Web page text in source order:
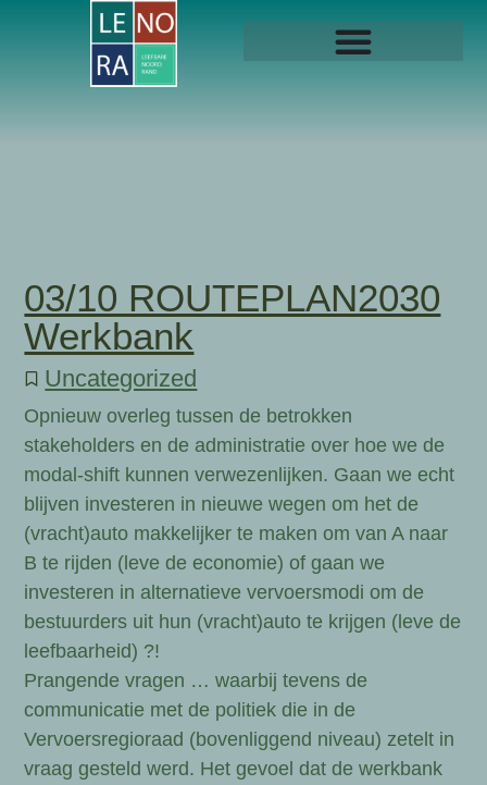
03/10 ROUTEPLAN2030
Werkbank
Uncategorized
Opnieuw overleg tussen de betrokken
stakeholders en de administratie over hoe we de
modal-shift kunnen verwezenlijken. Gaan we echt
blijven investeren in nieuwe wegen om het de
(vracht)auto makkelijker te maken om van A naar
B te rijden (leve de economie) of gaan we
investeren in alternatieve vervoersmodi om de
bestuurders uit hun (vracht)auto te krijgen (leve de
leefbaarheid) ?!
Prangende vragen … waarbij tevens de
communicatie met de politiek die in de
Vervoersregioraad (bovenliggend niveau) zetelt in
vraag gesteld werd. Het gevoel dat de werkbank